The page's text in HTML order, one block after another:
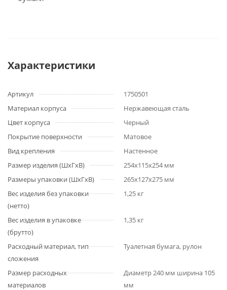
Характеристики
Артикул
1750501
Материал корпуса
Нержавеющая сталь
Цвет корпуса
Черный
Покрытие поверхности
Матовое
Вид крепления
Настенное
Размер изделия (ШхГхВ)
254x115x254 мм
Размеры упаковки (ШхГхВ)
265х127х275 мм
Вес изделия без упаковки
(нетто)
1,25 кг
Вес изделия в упаковке
(брутто)
1,35 кг
Расходный материал, тип
сложения
Туалетная бумага, рулон
Размер расходных
материалов
Диаметр 240 мм ширина 105
мм